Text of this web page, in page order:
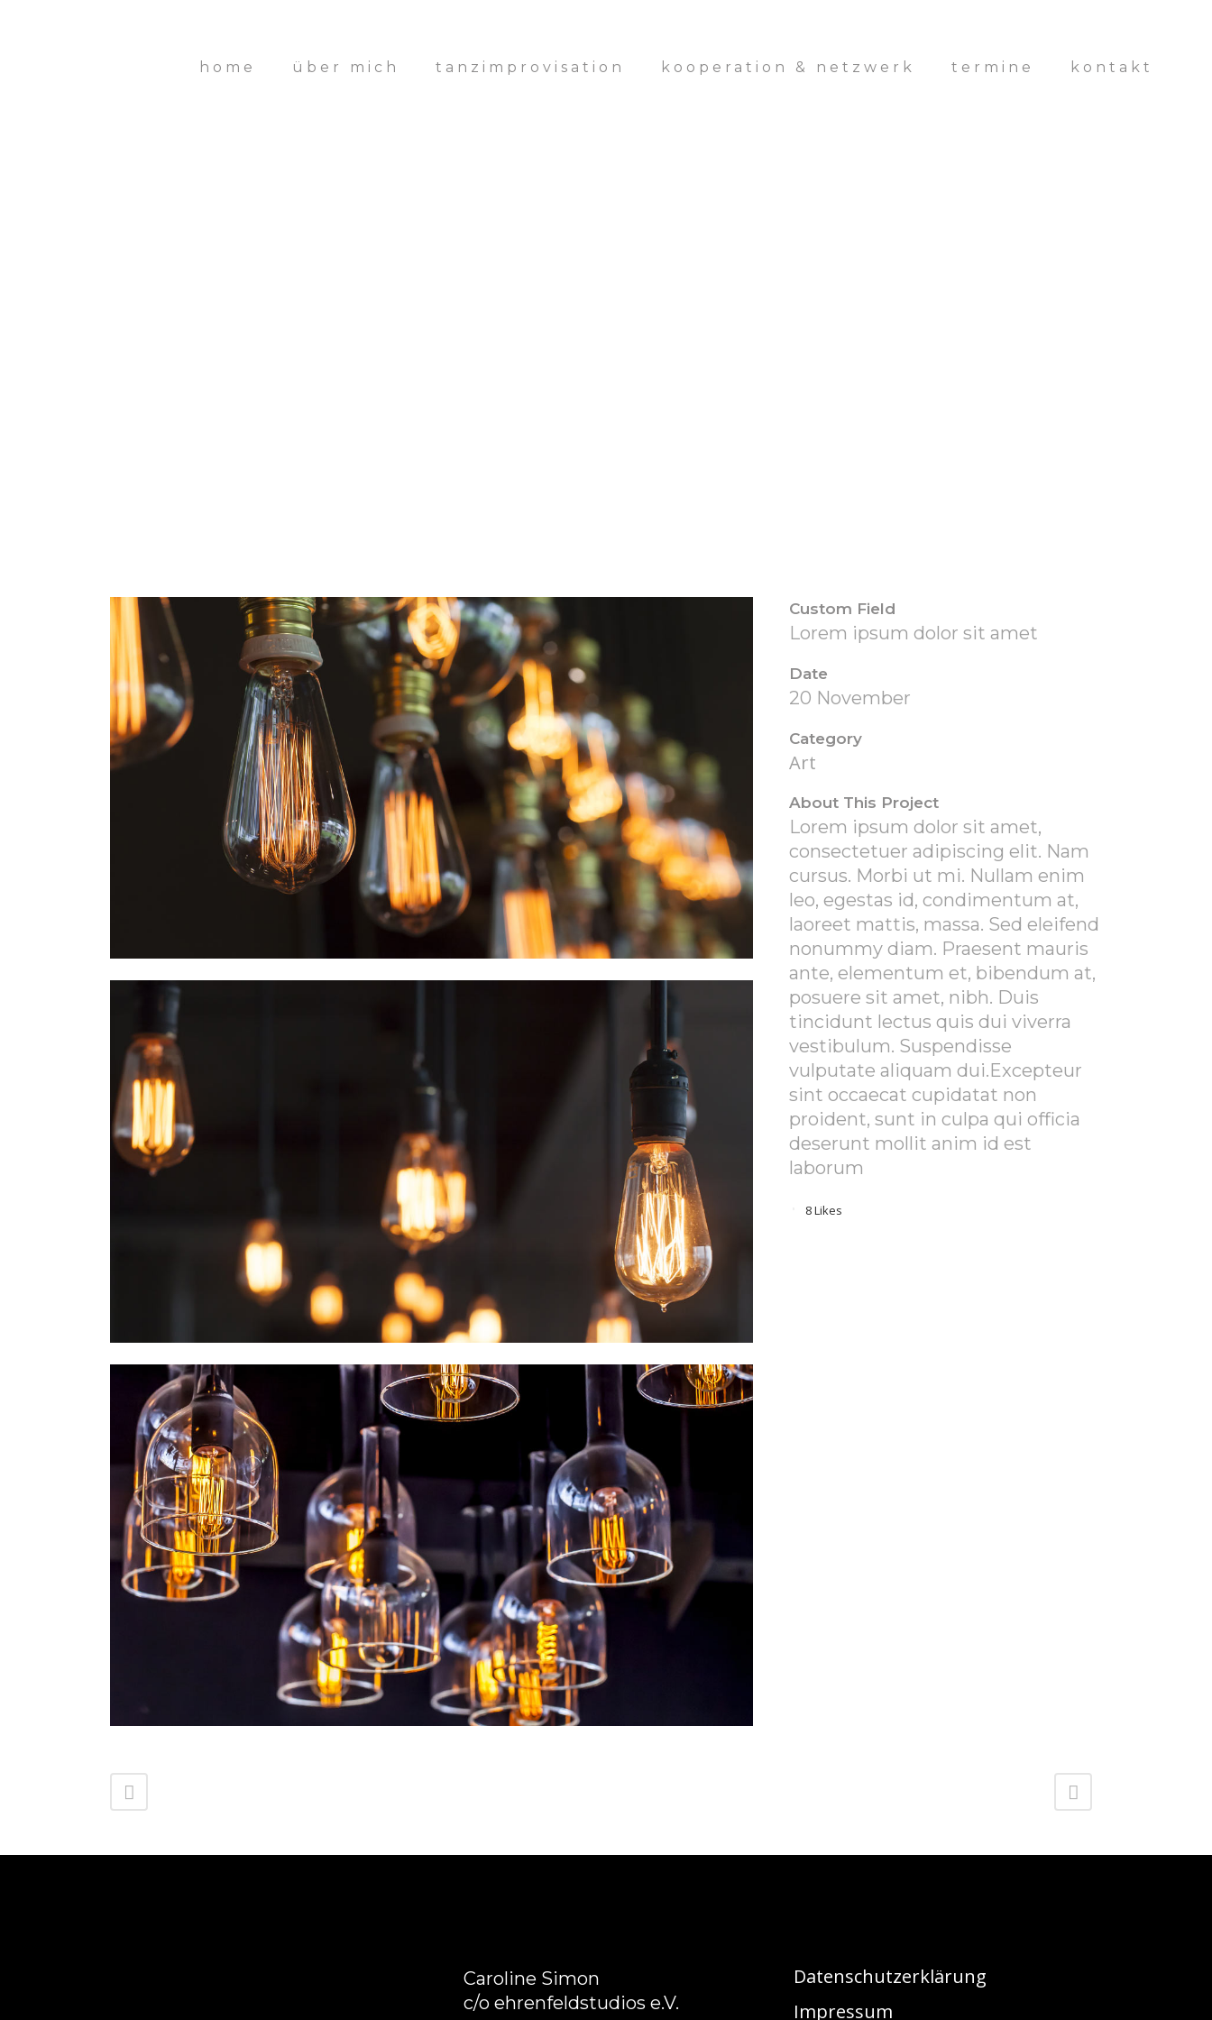
home über mich tanzimprovisation kooperation & netzwerk termine kontakt
Custom Field
Lorem ipsum dolor sit amet
Date
20 November
Category
Art
About This Project
Lorem ipsum dolor sit amet,
consectetuer adipiscing elit. Nam
cursus. Morbi ut mi. Nullam enim
leo, egestas id, condimentum at,
laoreet mattis, massa. Sed eleifend
nonummy diam. Praesent mauris
ante, elementum et, bibendum at,
posuere sit amet, nibh. Duis
tincidunt lectus quis dui viverra
vestibulum. Suspendisse
vulputate aliquam dui.Excepteur
sint occaecat cupidatat non
proident, sunt in culpa qui officia
deserunt mollit anim id est
laborum
8Likes
Caroline Simon
c/o ehrenfeldstudios e.V.
Datenschutzerklärung
Impressum